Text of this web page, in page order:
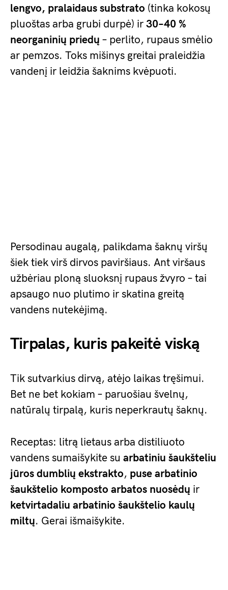
lengvo, pralaidaus substrato (tinka kokosų
pluoštas arba grubi durpė) ir 30–40 %
neorganinių priedų – perlito, rupaus smėlio
ar pemzos. Toks mišinys greitai praleidžia
vandenį ir leidžia šaknims kvėpuoti.
Persodinau augalą, palikdama šaknų viršų
šiek tiek virš dirvos paviršiaus. Ant viršaus
užbėriau ploną sluoksnį rupaus žvyro – tai
apsaugo nuo plutimo ir skatina greitą
vandens nutekėjimą.
Tirpalas, kuris pakeitė viską
Tik sutvarkius dirvą, atėjo laikas tręšimui.
Bet ne bet kokiam – paruošiau švelnų,
natūralų tirpalą, kuris neperkrautų šaknų.
Receptas: litrą lietaus arba distiliuoto
vandens sumaišykite su arbatiniu šaukšteliu
jūros dumblių ekstrakto, puse arbatinio
šaukštelio komposto arbatos nuosėdų ir
ketvirtadaliu arbatinio šaukštelio kaulų
miltų. Gerai išmaišykite.